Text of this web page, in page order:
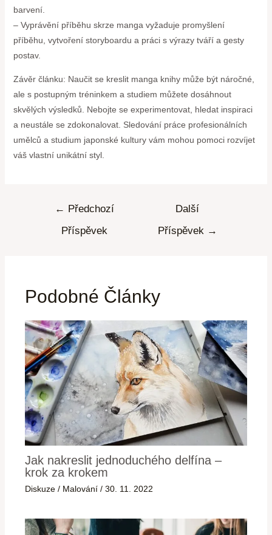
barvení.
– Vyprávění příběhu skrze manga vyžaduje promyšlení
příběhu, vytvoření storyboardu a práci s výrazy tváří a gesty
postav.
Závěr článku: Naučit se kreslit manga knihy může být náročné,
ale s postupným tréninkem a studiem můžete dosáhnout
skvělých výsledků. Nebojte se experimentovat, hledat inspiraci
a neustále se zdokonalovat. Sledování práce profesionálních
umělců a studium japonské kultury vám mohou pomoci rozvíjet
váš vlastní unikátní styl.
← Předchozí
Příspěvek
Další
Příspěvek →
Podobné Články
Jak nakreslit jednoduchého delfína –
krok za krokem
Diskuze / Malování /30. 11. 2022